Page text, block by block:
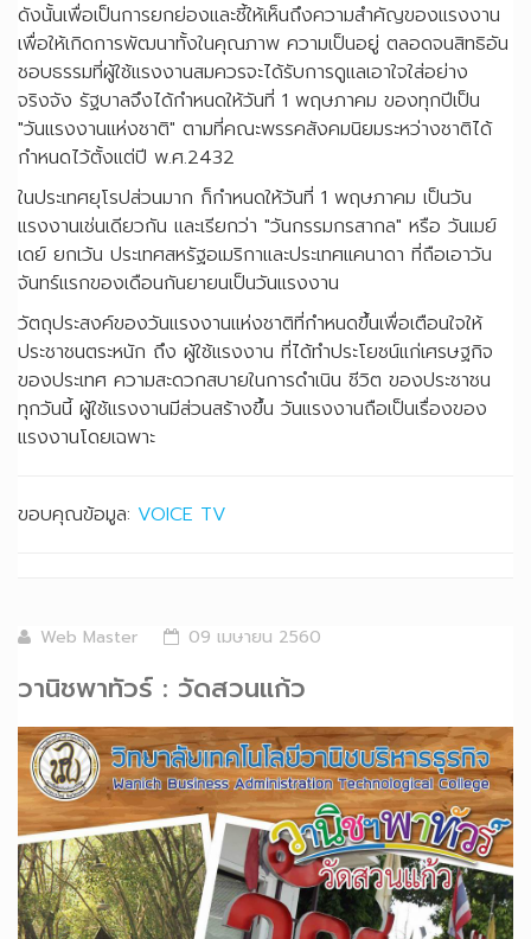
ดังนั้นเพื่อเป็นการยกย่องและชี้ให้เห็นถึงความสำคัญของแรงงาน
เพื่อให้เกิดการพัฒนาทั้งในคุณภาพ ความเป็นอยู่ ตลอดจนสิทธิอัน
ชอบธรรมที่ผู้ใช้แรงงานสมควรจะได้รับการดูแลเอาใจใส่อย่าง
จริงจัง รัฐบาลจึงได้กำหนดให้วันที่ 1 พฤษภาคม ของทุกปีเป็น
"วันแรงงานแห่งชาติ" ตามที่คณะพรรคสังคมนิยมระหว่างชาติได้
กำหนดไว้ตั้งแต่ปี พ.ศ.2432
ในประเทศยุโรปส่วนมาก ก็กำหนดให้วันที่ 1 พฤษภาคม เป็นวัน
แรงงานเช่นเดียวกัน และเรียกว่า "วันกรรมกรสากล" หรือ วันเมย์
เดย์ ยกเว้น ประเทศสหรัฐอเมริกาและประเทศแคนาดา ที่ถือเอาวัน
จันทร์แรกของเดือนกันยายนเป็นวันแรงงาน
วัตถุประสงค์ของวันแรงงานแห่งชาติที่กำหนดขึ้นเพื่อเตือนใจให้
ประชาชนตระหนัก ถึง ผู้ใช้แรงงาน ที่ได้ทำประโยชน์แก่เศรษฐกิจ
ของประเทศ ความสะดวกสบายในการดำเนิน ชีวิต ของประชาชน
ทุกวันนี้ ผู้ใช้แรงงานมีส่วนสร้างขึ้น วันแรงงานถือเป็นเรื่องของ
แรงงานโดยเฉพาะ
ขอบคุณข้อมูล: VOICE TV
Web Master 09 เมษายน 2560
วานิชพาทัวร์ : วัดสวนแก้ว